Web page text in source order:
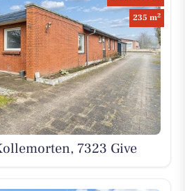
235 m2
7323 Give